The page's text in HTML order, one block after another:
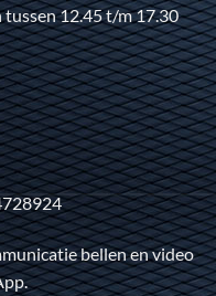
tussen 12.45 t/m 17.30
bellen en video